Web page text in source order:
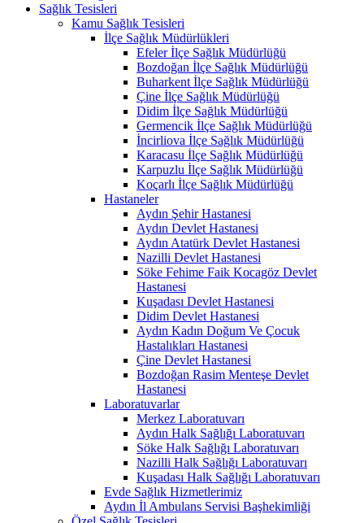
Sağlık Tesisleri
Kamu Sağlık Tesisleri
İlçe Sağlık Müdürlükleri
Efeler İlçe Sağlık Müdürlüğü
Bozdoğan İlçe Sağlık Müdürlüğü
Buharkent İlçe Sağlık Müdürlüğü
Çine İlçe Sağlık Müdürlüğü
Didim İlçe Sağlık Müdürlüğü
Germencik İlçe Sağlık Müdürlüğü
İncirliova İlçe Sağlık Müdürlüğü
Karacasu İlçe Sağlık Müdürlüğü
Karpuzlu İlçe Sağlık Müdürlüğü
Koçarlı İlçe Sağlık Müdürlüğü
Hastaneler
Aydın Şehir Hastanesi
Aydın Devlet Hastanesi
Aydın Atatürk Devlet Hastanesi
Nazilli Devlet Hastanesi
Söke Fehime Faik Kocagöz Devlet
Hastanesi
Kuşadası Devlet Hastanesi
Didim Devlet Hastanesi
Aydın Kadın Doğum Ve Çocuk
Hastalıkları Hastanesi
Çine Devlet Hastanesi
Bozdoğan Rasim Menteşe Devlet
Hastanesi
Laboratuvarlar
Merkez Laboratuvarı
Aydın Halk Sağlığı Laboratuvarı
Söke Halk Sağlığı Laboratuvarı
Nazilli Halk Sağlığı Laboratuvarı
Kuşadası Halk Sağlığı Laboratuvarı
Evde Sağlık Hizmetlerimiz
Aydın İl Ambulans Servisi Başhekimliği